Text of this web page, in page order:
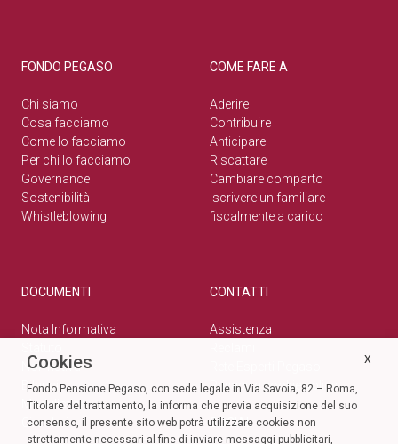
FONDO PEGASO
Chi siamo
Cosa facciamo
Come lo facciamo
Per chi lo facciamo
Governance
Sostenibilità
Whistleblowing
COME FARE A
Aderire
Contribuire
Anticipare
Riscattare
Cambiare comparto
Iscrivere un familiare
fiscalmente a carico
DOCUMENTI
Nota Informativa
Normativa
Bilanci
Modulistica
Circolari
CONTATTI
Assistenza
Privacy e cookie policy
SOCIAL
X
Cookies
Fondo Pensione Pegaso, con sede legale in Via Savoia, 82 – Roma,
Titolare del trattamento, la informa che previa acquisizione del suo
consenso, il presente sito web potrà utilizzare cookies non
strettamente necessari al fine di inviare messaggi pubblicitari,